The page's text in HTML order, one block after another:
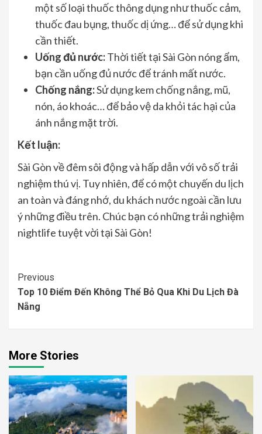
một số loại thuốc thông dụng như thuốc cảm,
thuốc đau bụng, thuốc dị ứng… để sử dụng khi
cần thiết.
Uống đủ nước:Thời tiết tại Sài Gòn nóng ẩm,
bạn cần uống đủ nước để tránh mất nước.
Chống nắng:Sử dụng kem chống nắng, mũ,
nón, áo khoác… để bảo vệ da khỏi tác hại của
ánh nắng mặt trời.
Kết luận:
Sài Gòn về đêm sôi động và hấp dẫn với vô số trải
nghiệm thú vị. Tuy nhiên, để có một chuyến du lịch
an toàn và đáng nhớ, du khách nước ngoài cần lưu
ý những điều trên. Chúc bạn có những trải nghiệm
nightlife tuyệt vời tại Sài Gòn!
Continue
Reading
Previous
Top 10 Điểm Đến Không Thể Bỏ Qua Khi Du Lịch Đà
Nẵng
More Stories